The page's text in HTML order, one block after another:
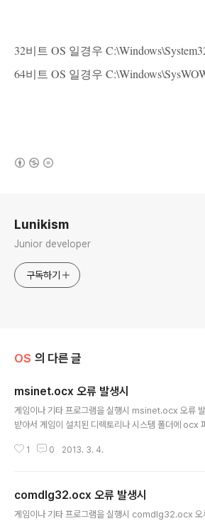
32비트 OS 일경우
64비트 OS 일경우
Lunikism
Junior developer
구독하기
OS 의 다른 글
msinet.ocx 오류 발생시
게임이나 기타 프로그램을 실행시 msinet.ocx 오류
받아서 게임이 설치된 디렉토리나 시스템 폴더에 ocx
ws\SysWOW64
1 0 2013. 3. 4.
comdlg32.ocx 오류 발생시
게임이나 기타 프로그램을 실행시 comdlg32.ocx 오